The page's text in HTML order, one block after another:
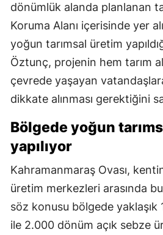
dönümlük alanda planlanan
Koruma Alanı içerisinde yer
yoğun tarımsal üretim
Öztunç, projenin hem tarım
çevrede yaşayan
dikkate alınması gerektiğini
Bölgede yoğun
yapılıyor
Kahramanmaraş Ovası,
üretim merkezleri arasında
söz konusu bölgede yaklaşık
ile 2.000 dönüm açık sebze